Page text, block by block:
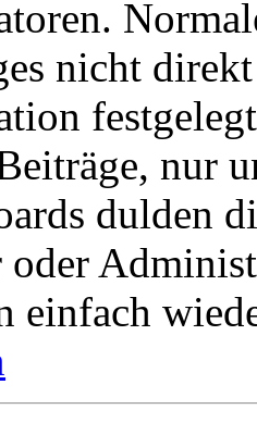
nicht
nur
dulden
einfach